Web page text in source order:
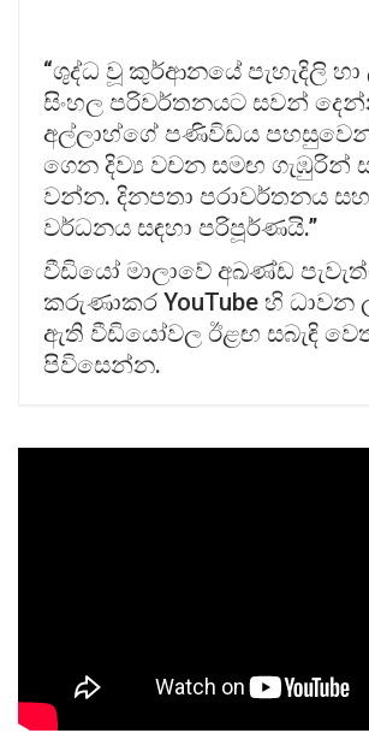
“ශුද්ධ වූ කුර්ආනයේ පැහැදිලි
සිංහල පරිවර්තනයට සවන්
අල්ලාහ්ගේ පණිවිඩය
ගෙන දිව්‍ය වචන සමඟ ගැඹුරින්
වන්න. දිනපතා පරාවර්තනය
වර්ධනය සඳහා පරිපූර්ණයි.”
වීඩියෝ මාලාවේ අඛණ්ඩ
කරුණාකර YouTube හි ධාවන
ඇති වීඩියෝවල ඊළඟ සබැඳි
පිවිසෙන්න.